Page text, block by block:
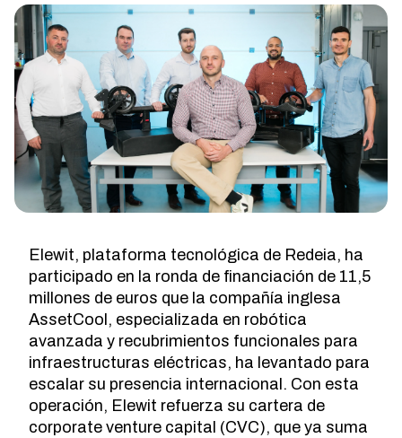
Elewit, plataforma tecnológica de Redeia, ha
participado en la ronda de financiación de 11,5
millones de euros que la compañía inglesa
AssetCool, especializada en robótica
avanzada y recubrimientos funcionales para
infraestructuras eléctricas, ha levantado para
escalar su presencia internacional. Con esta
operación, Elewit refuerza su cartera de
corporate venture capital (CVC), que ya suma